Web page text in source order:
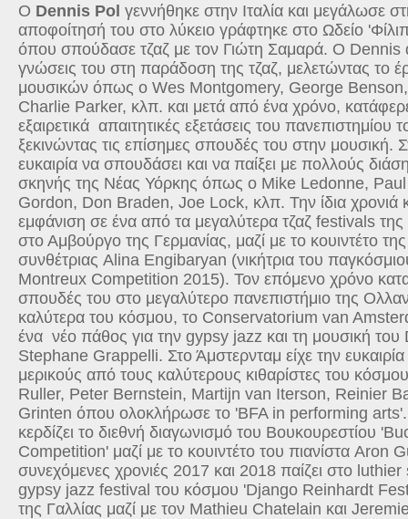
Ο Dennis Pol γεννήθηκε στην Ιταλία και μεγάλωσε
αποφοίτησή του στο λύκειο γράφτηκε στο Ωδείο
όπου σπούδασε τζαζ με τον Γιώτη Σαμαρά. Ο Dennis
γνώσεις του στη παράδοση της τζαζ, μελετώντας το
μουσικών όπως ο Wes Montgomery, George Benson
Charlie Parker, κλπ. και μετά από ένα χρόνο,
εξαιρετικά απαιτητικές εξετάσεις του πανεπιστημίου
ξεκινώντας τις επίσημες σπουδές του στην μουσική.
ευκαιρία να σπουδάσει και να παίξει με πολλούς
σκηνής της Νέας Υόρκης όπως ο Mike Ledonne,
Gordon, Don Braden, Joe Lock, κλπ. Την ίδια χρονιά
εμφάνιση σε ένα από τα μεγαλύτερα τζαζ festivals
στο Αμβούργο της Γερμανίας, μαζί με το κουιντέτο της
συνθέτριας Alina Engibaryan (νικήτρια του
Montreux Competition 2015). Τον επόμενο χρόνο
σπουδές του στο μεγαλύτερο πανεπιστήμιο της
καλύτερα του κόσμου, το Conservatorium van
ένα νέο πάθος για την gypsy jazz και τη μουσική του
Stephane Grappelli. Στο Άμστερνταμ είχε την
μερικούς από τους καλύτερους κιθαρίστες του
Ruller, Peter Bernstein, Martijn van Iterson, Reinier
Grinten όπου ολοκλήρωσε το 'BFA in performing arts
κερδίζει το διεθνή διαγωνισμό του Βουκουρεστίου '
Competition' μαζί με το κουιντέτο του πιανίστα Aron
συνεχόμενες χρονιές 2017 και 2018 παίζει στο luthier
gypsy jazz festival του κόσμου 'Django Reinhardt
της Γαλλίας μαζί με τον Mathieu Chatelain και